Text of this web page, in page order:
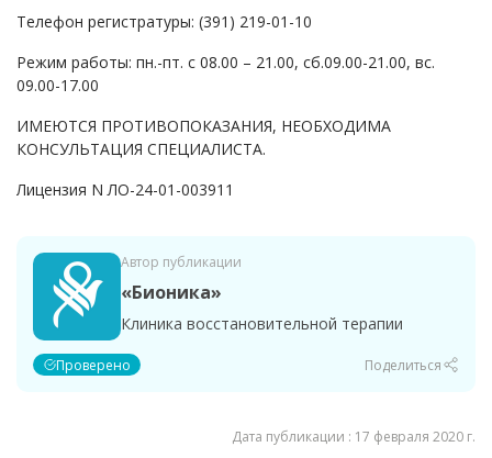
Телефон регистратуры: (391) 219-01-10
Режим работы: пн.-пт. с 08.00 – 21.00, сб.09.00-21.00, вс.
09.00-17.00
ИМЕЮТСЯ ПРОТИВОПОКАЗАНИЯ, НЕОБХОДИМА
КОНСУЛЬТАЦИЯ СПЕЦИАЛИСТА.
Лицензия N ЛО-24-01-003911
Автор публикации
«Бионика»
Клиника восстановительной терапии
Проверено Поделиться
Дата публикации : 17 февраля 2020 г.